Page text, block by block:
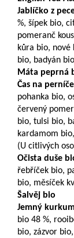
Jablíčko z
%, šípek bio,
pomeranč
kůra bio, nové
bio, badyán bio
Máta peprná
Čas na
pohanka bio,
červený
bio, tulsi bio,
kardamom
(U citlivých
Očista duše
řebříček bio,
bio, měsíček
Šalvěj bio
Jemný
bio 48 %,
bio, zázvor